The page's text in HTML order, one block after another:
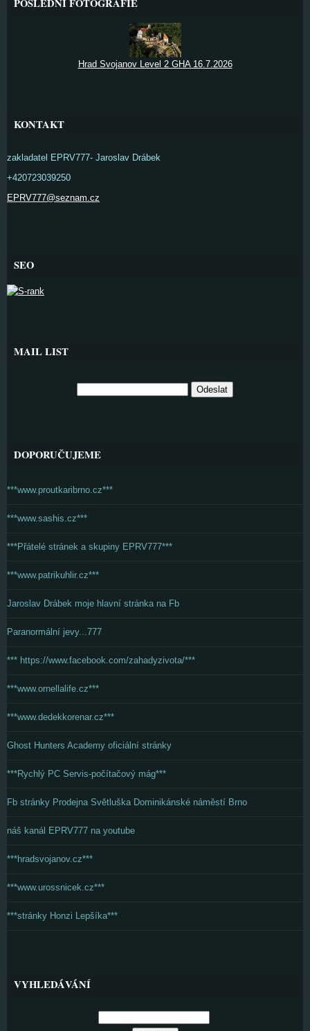
POSLEDNÍ FOTOGRAFIE
Hrad Svojanov Level 2 GHA 16.7.2026
KONTAKT
zakladatel EPRV777- Jaroslav Drábek
+420723039250
EPRV777@seznam.cz
SEO
MAIL LIST
DOPORUČUJEME
***www.proutkaribrno.cz***
***www.sashis.cz***
***Přátelé stránek a skupiny EPRV777***
***www.patrikuhlir.cz***
Jaroslav Drábek moje hlavní stránka na Fb
Paranormální jevy...777
*** https://www.facebook.com/zahadyzivota/***
***www.ornellalife.cz***
***www.dedekkorenar.cz***
Ghost Hunters Academy oficiální stránky
***Rychlý PC Servis-počítačový mág***
Fb stránky Prodejna Světluška Dominikánské náměstí Brno
náš kanál EPRV777 na youtube
***hradsvojanov.cz***
***www.urossnicek.cz***
***stránky Honzi Lepšíka***
VYHLEDÁVÁNÍ